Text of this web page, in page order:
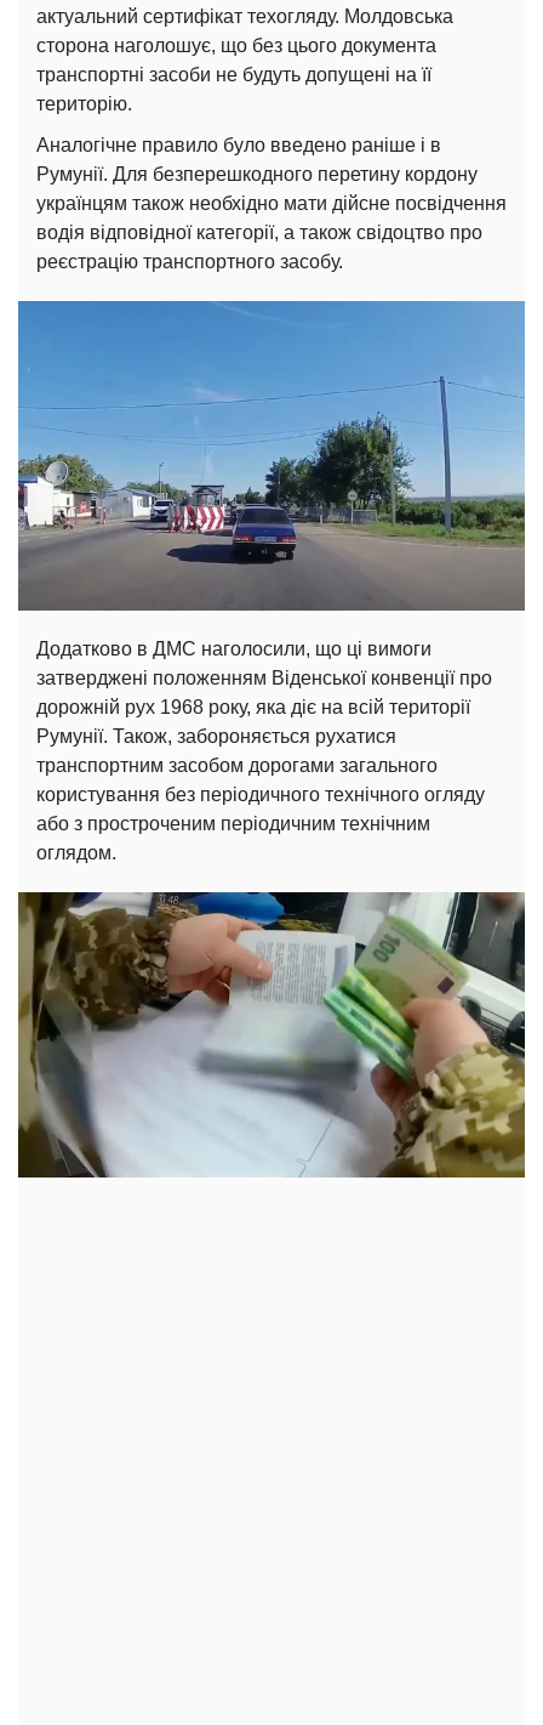
актуальний сертифікат техогляду. Молдовська
сторона наголошує, що без цього документа
транспортні засоби не будуть допущені на її
територію.
Аналогічне правило було введено раніше і в
Румунії. Для безперешкодного перетину кордону
українцям також необхідно мати дійсне посвідчення
водія відповідної категорії, а також свідоцтво про
реєстрацію транспортного засобу.
Додатково в ДМС наголосили, що ці вимоги
затверджені положенням Віденської конвенції про
дорожній рух 1968 року, яка діє на всій території
Румунії. Також, забороняється рухатися
транспортним засобом дорогами загального
користування без періодичного технічного огляду
або з простроченим періодичним технічним
оглядом.